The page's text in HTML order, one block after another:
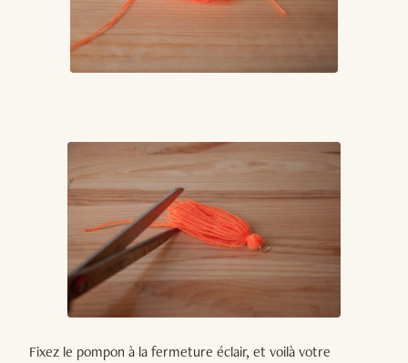
Fixez le pompon à la fermeture éclair, et voilà votre